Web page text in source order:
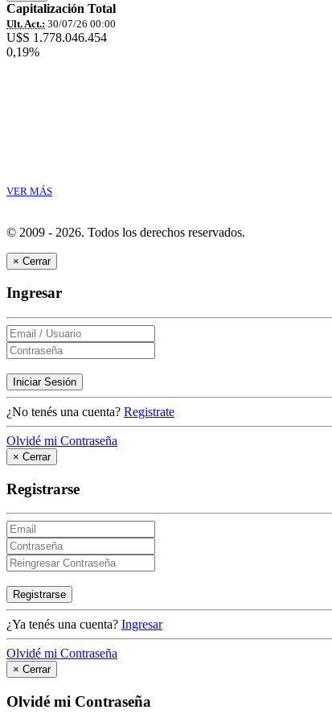
Capitalización Total
Ult. Act.: 30/07/26 00:00
U$S 1.778.046.454
0,19%
VER MÁS
© 2009 - 2026. Todos los derechos reservados.
× Cerrar
Ingresar
Iniciar Sesión
¿No tenés una cuenta? Registrate
Olvidé mi Contraseña
× Cerrar
Registrarse
Registrarse
¿Ya tenés una cuenta? Ingresar
Olvidé mi Contraseña
× Cerrar
Olvidé mi Contraseña